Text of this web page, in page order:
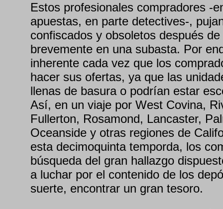
Estos profesionales compradores -
apuestas, en parte detectives-,
confiscados y obsoletos después
brevemente en una subasta. Por
inherente cada vez que los
hacer sus ofertas, ya que las
llenas de basura o podrían estar
Así, en un viaje por West Covina,
Fullerton, Rosamond, Lancaster,
Oceanside y otras regiones de
esta decimoquinta temporda, los
búsqueda del gran hallazgo
a luchar por el contenido de los
suerte, encontrar un gran tesoro.